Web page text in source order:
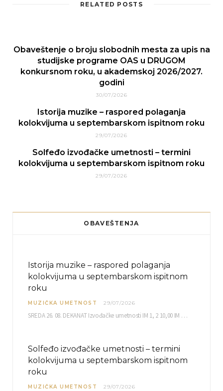
RELATED POSTS
Obaveštenje o broju slobodnih mesta za upis na
studijske programe OAS u DRUGOM
konkursnom roku, u akademskoj 2026/2027.
godini
30/07/2026
Istorija muzike – raspored polaganja
kolokvijuma u septembarskom ispitnom roku
29/07/2026
Solfeđo izvođačke umetnosti – termini
kolokvijuma u septembarskom ispitnom roku
29/07/2026
OBAVEŠTENJA
Istorija muzike – raspored polaganja
kolokvijuma u septembarskom ispitnom
roku
MUZIČKA UMETNOST 29/07/2026
SREDA 26. 08. DEKANAT Izvođačke umetnosti IM 1, 2 10,00 IM 3, 4 10,30 IM…
Solfeđo izvođačke umetnosti – termini
kolokvijuma u septembarskom ispitnom
roku
MUZIČKA UMETNOST 29/07/2026